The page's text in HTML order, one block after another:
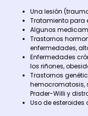
Una lesión
Tratamiento para
Algunos
Trastornos
enfermedades,
Enfermedades
los riñones,
Trastornos
hemocromatosis,
Prader-Willi y
Uso de